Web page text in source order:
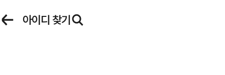
아이디 찾기
로그인